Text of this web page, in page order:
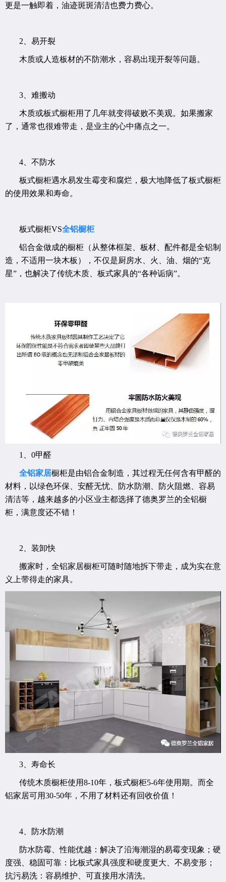
更是一触即着，油迹斑斑清洁也费力费心。
2、 易开裂
木质或人造板材的不防潮水，容易出现开裂等问题。
3、难搬动
木质或板式橱柜用了几年就变得破败不美观。如果搬家
了，通常也很难带走，是业主的心中痛点之一。
4、不防水
板式橱柜遇水易发生霉变和腐烂，极大地降低了板式橱柜
的使用效果和寿命。
板式橱柜VS全铝橱柜
铝合金做成的橱柜（从整体框架、板材、配件都是全铝制
造，不适用一块木板），不仅是厨房水、火、油、烟的“克
星”，也解决了传统木质、板式家具的“各种诟病”。
1、0甲醛
全铝家居橱柜是由铝合金制造，其过程无任何含有甲醛的
材料，以绿色环保、安醛无忧、防水防潮、防火阻燃、容易
清洁等，越来越多的小区业主都选择了德奥罗兰的全铝橱
柜，满意度还不错！
2、装卸快
搬家时，全铝家居橱柜可随时随地拆下带走，成为实在意
义上带得走的家具。
3、寿命长
传统木质橱柜使用8-10年，板式橱柜5-6年使用期。而全
铝家居可用30-50年，不用了材料还有回收价值！
4、防水防潮
防水防霉、性能优越：解决了沿海潮湿的易霉变现象；硬
度强、稳固可靠：比板式家具强度和硬度更大、不易变形；
抗污易洗：容易维护、可直接用水清洗。